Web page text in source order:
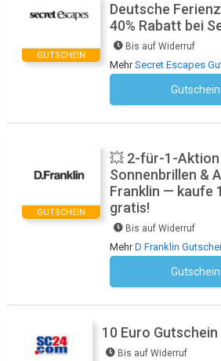
GUTSCHEIN
Deutsche
40% Rabatt bei
Bis auf Widerruf
MehrSecret Escapes
GUTSCHEIN
💥 2-für-1-
Sonnenbrillen &
Franklin — kaufe
gratis!
Bis auf Widerruf
MehrD Franklin
10 Euro Gutschein
Bis auf Widerruf